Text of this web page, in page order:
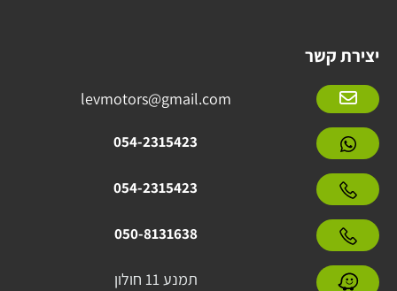
יצירת קשר
levmotors@gmail.com
054-2315423
054-2315423
050-8131638
תמנע 11 חולון